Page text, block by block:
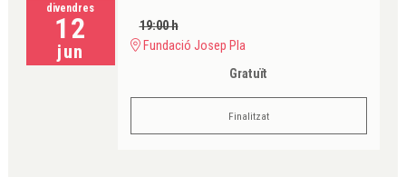
divendres
12
jun
19:00 h
Fundació Josep Pla
Gratuït
Finalitzat